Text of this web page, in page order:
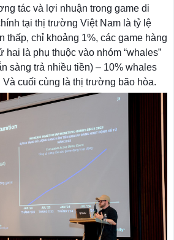
tác và lợi nhuận trong game di
tại thị trường Việt Nam là tỷ lệ
thấp, chỉ khoảng 1%, các game hàng
hai là phụ thuộc vào nhóm “whales”
sàng trả nhiều tiền) – 10% whales
Và cuối cùng là thị trường bão hòa.